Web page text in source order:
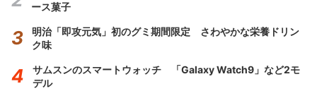
ース菓子
明治「即攻元気」初のグミ期間限定 さわやかな栄養ドリン
ク味
サムスンのスマートウォッチ 「Galaxy Watch9」など2モ
デル